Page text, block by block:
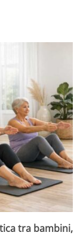
tra bambini,